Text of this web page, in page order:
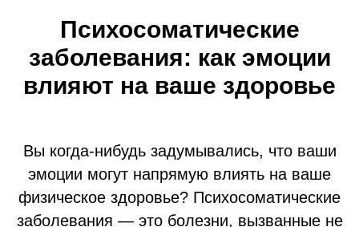
Психосоматические
заболевания: как эмоции
влияют на ваше здоровье
Вы когда-нибудь задумывались, что ваши
эмоции могут напрямую влиять на ваше
физическое здоровье? Психосоматические
заболевания — это болезни, вызванные не